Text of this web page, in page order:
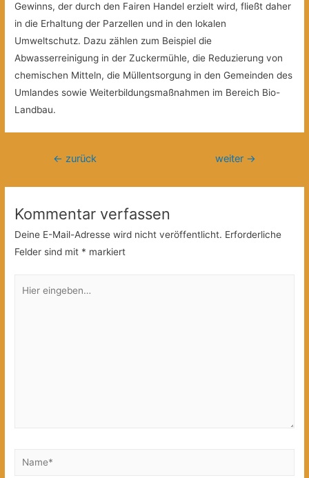
Gewinns, der durch den Fairen Handel erzielt wird, fließt daher
in die Erhaltung der Parzellen und in den lokalen
Umweltschutz. Dazu zählen zum Beispiel die
Abwasserreinigung in der Zuckermühle, die Reduzierung von
chemischen Mitteln, die Müllentsorgung in den Gemeinden des
Umlandes sowie Weiterbildungsmaßnahmen im Bereich Bio-
Landbau.
Beitragsnavigation
← zurück weiter →
Kommentar verfassen
Deine E-Mail-Adresse wird nicht veröffentlicht. Erforderliche
Felder sind mit * markiert
eingeben…
Name*